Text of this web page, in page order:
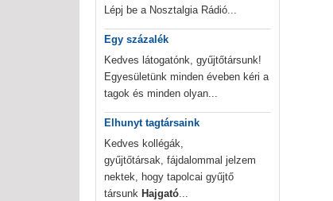
Lépj be a Nosztalgia Rádió...
Egy százalék
Kedves látogatónk, gyűjtőtársunk!
Egyesületünk minden éveben kéri a
tagok és minden olyan...
Elhunyt tagtársaink
Kedves kollégák,
gyűjtőtársak, fájdalommal jelzem
nektek, hogy tapolcai gyűjtő
társunk Hajgató...